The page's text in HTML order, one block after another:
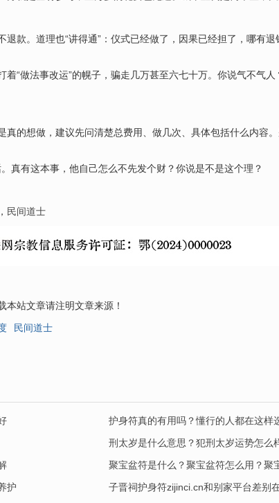
款。道理也“讲得通”：仪式已经做了，因果已经担了，哪有
“做法事改运”的幌子，骗走几万甚至六七十万。你说气不气
的想做，建议先问清楚总费用、做几次、具体包括什么内容
。真有这本事，他自己怎么不先发个财？你说是不是这个理？
， 民间道士
站文章请注明文章来源！
民间道士
护身符真的有用吗？懂行的人都在这样
刑太岁是什么意思？犯刑太岁运势怎么
聚宝盆符是什么？聚宝盆符怎么用？聚
护
子晋祠护身符zijinci.cn和别家平台差别